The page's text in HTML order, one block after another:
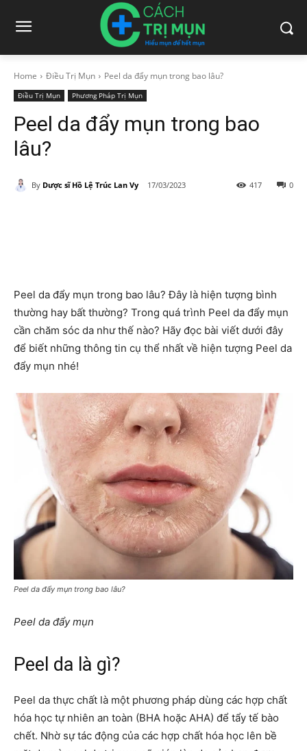
Home Điều Trị Mụn Peel da đẩy mụn trong bao lâu?
Điều Trị Mụn Phương Pháp Trị Mụn
Peel da đẩy mụn trong bao
lâu?
By Dược sĩ Hồ Lệ Trúc Lan Vy 17/03/2023 0
417
Peel da đẩy mụn trong bao lâu? Đây là hiện tượng bình
thường hay bất thường? Trong quá trình Peel da đẩy mụn
cần chăm sóc da như thế nào? Hãy đọc bài viết dưới đây
để biết những thông tin cụ thể nhất về hiện tượng Peel da
đẩy mụn nhé!
Peel da đẩy mụn trong bao lâu?
Peel da đẩy mụn
Peel da là gì?
Peel da thực chất là một phương pháp dùng các hợp chất
hóa học tự nhiên an toàn (BHA hoặc AHA) để tẩy tế bào
chết. Nhờ sự tác động của các hợp chất hóa học lên bề